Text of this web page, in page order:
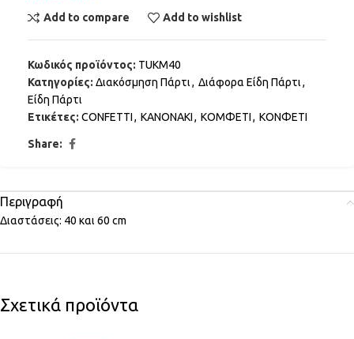
Add to compare Add to wishlist
Κωδικός προϊόντος: TUKM40
Κατηγορίες: Διακόσμηση Πάρτι, Διάφορα Είδη Πάρτι,
Είδη Πάρτι
Ετικέτες: CONFETTI, ΚΑΝΟΝΑΚΙ, ΚΟΜΦΕΤΙ, ΚΟΝΦΕΤΙ
Share:
Περιγραφή
Διαστάσεις: 40 και 60 cm
Σχετικά προϊόντα